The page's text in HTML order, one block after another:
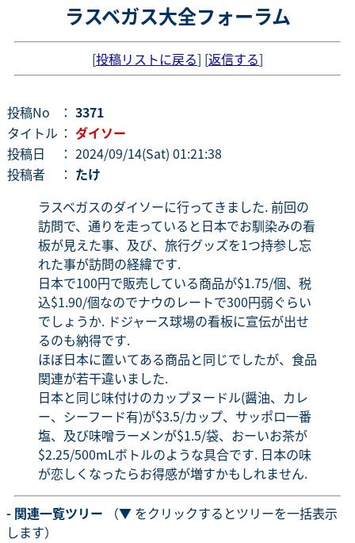
ラスベガス大全フォーラム
[投稿リストに戻る] [返信する]
投稿No ： 3371
タイトル ： ダイソー
投稿日
： 2024/09/14(Sat) 01:21:38
投稿者
： たけ
ラスベガスのダイソーに行ってきました. 前回の
訪問で、通りを走っていると日本でお馴染みの看
板が見えた事、及び、旅行グッズを1つ持参し忘
れた事が訪問の経緯です.
日本で100円で販売している商品が$1.75/個、税
込$1.90/個なのでナウのレートで300円弱ぐらい
でしょうか. ドジャース球場の看板に宣伝が出せ
るのも納得です.
ほぼ日本に置いてある商品と同じでしたが、食品
関連が若干違いました.
日本と同じ味付けのカップヌードル(醤油、カレ
ー、シーフード有)が$3.5/カップ、サッポロ一番
塩、及び味噌ラーメンが$1.5/袋、おーいお茶が
$2.25/500mLボトルのような具合です. 日本の味
が恋しくなったらお得感が増すかもしれません.
- 関連一覧ツリー （▼ をクリックするとツリーを一括表示
します）